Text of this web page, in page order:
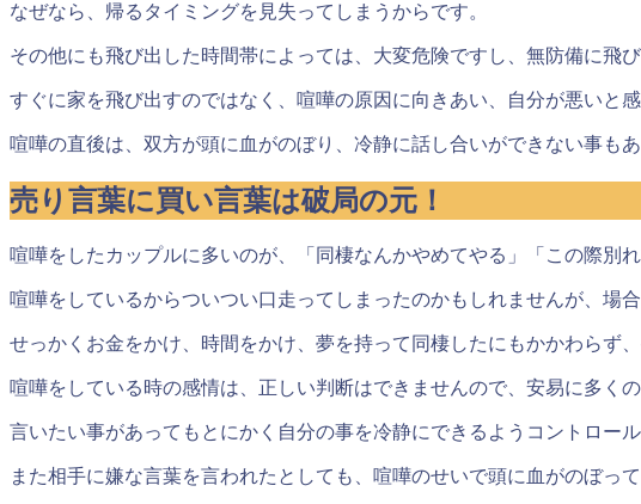
なぜなら、帰るタイミングを見失ってしまうからです。
その他にも飛び出した時間帯によっては、大変危険ですし、無防備に飛
すぐに家を飛び出すのではなく、喧嘩の原因に向きあい、自分が悪いと
喧嘩の直後は、双方が頭に血がのぼり、冷静に話し合いができない事も
売り言葉に買い言葉は破局の元！
喧嘩をしたカップルに多いのが、「同棲なんかやめてやる」「この際別
喧嘩をしているからついつい口走ってしまったのかもしれませんが、場
せっかくお金をかけ、時間をかけ、夢を持って同棲したにもかかわらず
喧嘩をしている時の感情は、正しい判断はできませんので、 安易に多く
言いたい事があってもとにかく自分の事を冷静にできるようコントロール
また相手に嫌な言葉を言われたとしても、喧嘩のせいで頭に血がのぼっ